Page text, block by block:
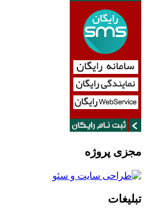
مجزی پروژه
تبلیغات